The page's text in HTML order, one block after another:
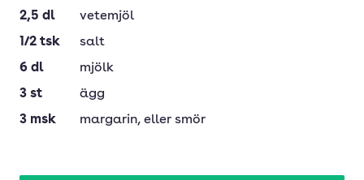
2,5 dl
vetemjöl
1/2 tsk
salt
6 dl
mjölk
3 st
ägg
3 msk margarin, eller smör